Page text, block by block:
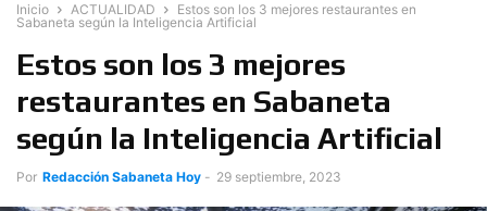
Inicio ACTUALIDAD
Estos son los 3 mejores restaurantes en
Sabaneta según la Inteligencia Artificial
Estos son los 3 mejores
restaurantes en Sabaneta
según la Inteligencia Artificial
Por Redacción Sabaneta Hoy - 29 septiembre, 2023